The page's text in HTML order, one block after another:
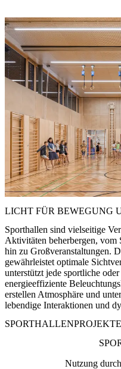
LICHT FÜR BEWEGUNG
Sporthallen sind vielseitige
Aktivitäten beherbergen, vom
hin zu Großveranstaltungen.
gewährleistet optimale
unterstützt jede sportliche
energieeffiziente
erstellen Atmosphäre und
lebendige Interaktionen und
SPORTHALLENPROJEKTE
Nutzung